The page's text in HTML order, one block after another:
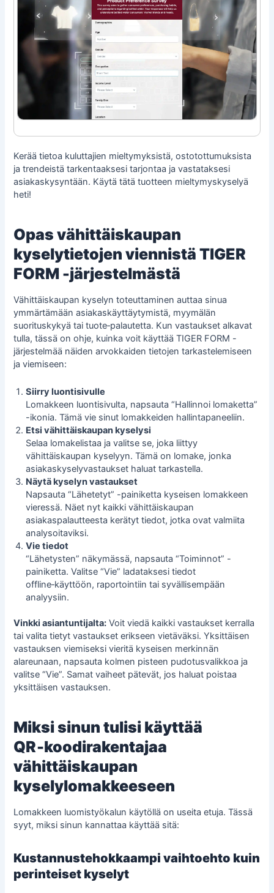
Kerää tietoa kuluttajien mieltymyksistä, ostotottumuksista
ja trendeistä tarkentaaksesi tarjontaa ja vastataksesi
asiakaskysyntään. Käytä tätä tuotteen mieltymyskyselyä
heti!
Opas vähittäiskaupan
kyselytietojen viennistä TIGER
FORM -järjestelmästä
Vähittäiskaupan kyselyn toteuttaminen auttaa sinua
ymmärtämään asiakaskäyttäytymistä, myymälän
suorituskykyä tai tuote‑palautetta. Kun vastaukset alkavat
tulla, tässä on ohje, kuinka voit käyttää TIGER FORM -
järjestelmää näiden arvokkaiden tietojen tarkastelemiseen
ja viemiseen:
Siirry luontisivulle
Lomakkeen luontisivulta, napsauta “Hallinnoi lomaketta”
-ikonia. Tämä vie sinut lomakkeiden hallintapaneeliin.
Etsi vähittäiskaupan kyselysi
Selaa lomakelistaa ja valitse se, joka liittyy
vähittäiskaupan kyselyyn. Tämä on lomake, jonka
asiakaskyselyvastaukset haluat tarkastella.
Näytä kyselyn vastaukset
Napsauta “Lähetetyt” -painiketta kyseisen lomakkeen
vieressä. Näet nyt kaikkivähittäiskaupan
asiakaspalautteesta kerätyt tiedot, jotka ovat valmiita
analysoitaviksi.
Vie tiedot
“Lähetysten” näkymässä, napsauta “Toiminnot” -
painiketta. Valitse “Vie” ladataksesi tiedot
offline‑käyttöön, raportointiin tai syvällisempään
analyysiin.
Vinkki asiantuntijalta: Voit viedä kaikki vastaukset kerralla
tai valita tietyt vastaukset erikseen vietäväksi. Yksittäisen
vastauksen viemiseksi vieritä kyseisen merkinnän
alareunaan, napsauta kolmen pisteen pudotusvalikkoa ja
valitse “Vie”. Samat vaiheet pätevät, jos haluat poistaa
yksittäisen vastauksen.
Miksi sinun tulisi käyttää
QR‑koodirakentajaa
vähittäiskaupan
kyselylomakkeeseen
Lomakkeen luomistyökalun käytöllä on useita etuja. Tässä
syyt, miksi sinun kannattaa käyttää sitä:
Kustannustehokkaampi vaihtoehto kuin
perinteiset kyselyt